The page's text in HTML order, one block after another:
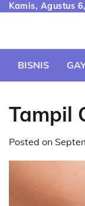
SkipKamis, Agustus
BISNIS
Tampil
Posted on